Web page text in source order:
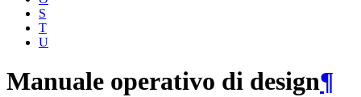
S
T
U
Manuale operativo di design¶